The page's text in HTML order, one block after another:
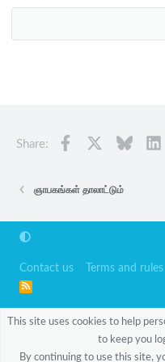
18
Tahoma
Share: Facebook
ஞாபகங்கள் தாலாட்டும்
Contact us Terms and rules
R
This site uses cookies to help
to keep you
By continuing to use this site,